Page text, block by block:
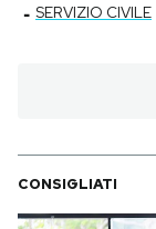
- SERVIZIO CIVILE
CONSIGLIATI